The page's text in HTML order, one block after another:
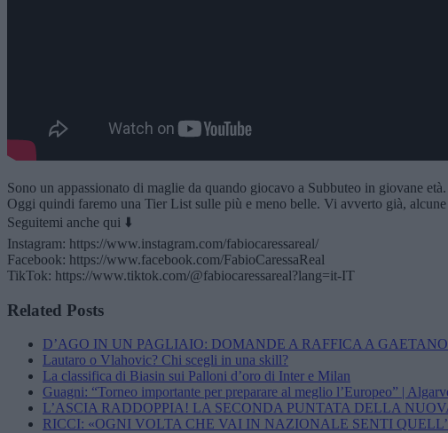
Sono un appassionato di maglie da quando giocavo a Subbuteo in giovane età.
Oggi quindi faremo una Tier List sulle più e meno belle. Vi avverto già,
Seguitemi anche qui ⬇️
Instagram: https://www.instagram.com/fabiocaressareal/
Facebook: https://www.facebook.com/FabioCaressaReal
TikTok: https://www.tiktok.com/@fabiocaressareal?lang=it-IT
Related Posts
D’AGO IN UN PAGLIAIO: DOMANDE A RAFFICA A
Lautaro o Vlahovic? Chi scegli in una skill?
La classifica di Biasin sui Palloni d’oro di Inter e Milan
Guagni: “Torneo importante per preparare al meglio l’Europeo” |
L’ASCIA RADDOPPIA! LA SECONDA PUNTATA DELLA
RICCI: «OGNI VOLTA CHE VAI IN NAZIONALE SENTI